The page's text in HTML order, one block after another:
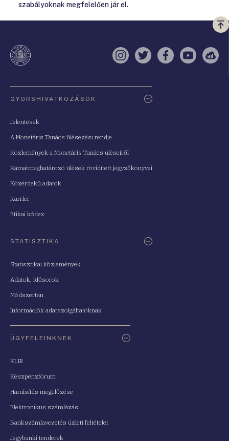
szabályoknak megfelelően jár el.
a
Instagram
TwitterFacebook
YouTube
GYORSHIVATKOZÁSOK
Jelentések
A Monetáris Tanács ülésezési rendje
Közlemények a Monetáris Tanács üléseiről
Kamatmeghatározó ülések rövidített jegyzőkönyvei
Közérdekű adatok
Karrier
Etikai kódex
STATISZTIKA
Statisztikai közlemények
Adatok, idősorok
Módszertan
Információk adatszolgáltatóknak
ÜGYFELEINKNEK
KLIR
Készpénzfórum
Hamisítás megelőzése
Elektronikus számlázás
Bankszámlavezetés üzleti feltételei
Jegybanki tenderek